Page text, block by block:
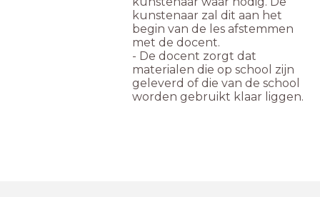
kunstenaar zal dit aan het
begin van de les afstemmen
met de docent.
- De docent zorgt dat
materialen die op school zijn
geleverd of die van de school
worden gebruikt klaar liggen.